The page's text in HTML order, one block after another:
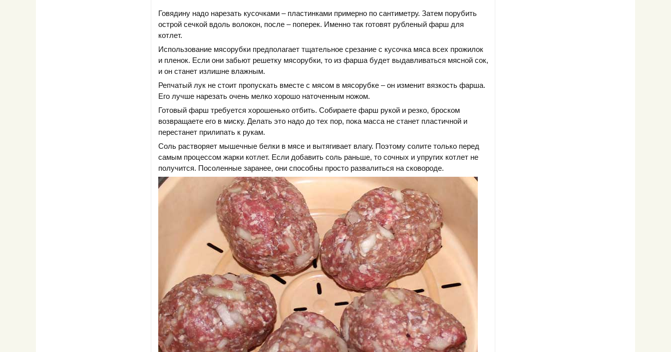
Говядину надо нарезать кусочками – пластинками примерно по сантиметру. Затем порубить
острой сечкой вдоль волокон, после – поперек. Именно так готовят рубленый фарш для
котлет.
Использование мясорубки предполагает тщательное срезание с кусочка мяса всех прожилок
и пленок. Если они забьют решетку мясорубки, то из фарша будет выдавливаться мясной сок,
и он станет излишне влажным.
Репчатый лук не стоит пропускать вместе с мясом в мясорубке – он изменит вязкость фарша.
Его лучше нарезать очень мелко хорошо наточенным ножом.
Готовый фарш требуется хорошенько отбить. Собираете фарш рукой и резко, броском
возвращаете его в миску. Делать это надо до тех пор, пока масса не станет пластичной и
перестанет прилипать к рукам.
Соль растворяет мышечные белки в мясе и вытягивает влагу. Поэтому солите только перед
самым процессом жарки котлет. Если добавить соль раньше, то сочных и упругих котлет не
получится. Посоленные заранее, они способны просто развалиться на сковороде.